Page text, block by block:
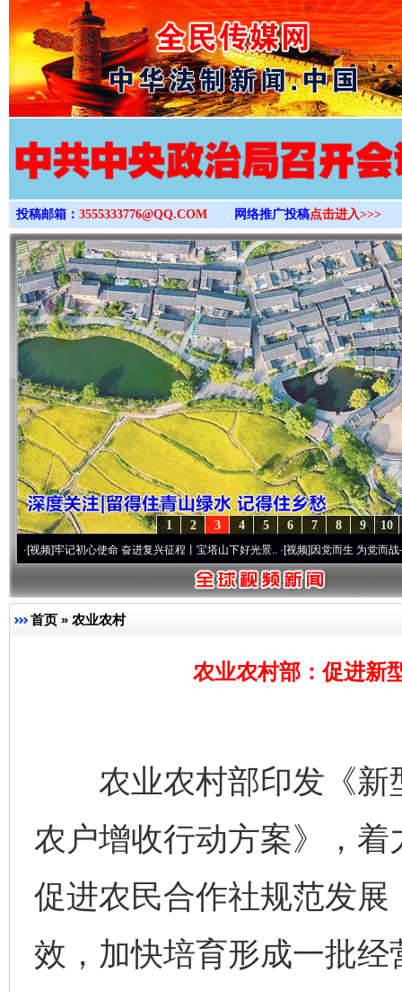
>
投稿邮箱： 3555333776@QQ.COM 网络推广投稿点击进入>>>
10
9
8
7
6
5
4
3
2
1
记初心使命 奋进复兴征程丨宝塔山下好光景..·[视频]因党而生 为党而战——百年“
首页 » 农业农村
农业农村部：促进新
农业农村部印发《新
农户增收行动方案》，
促进农民合作社规范发
效，加快培育形成一批